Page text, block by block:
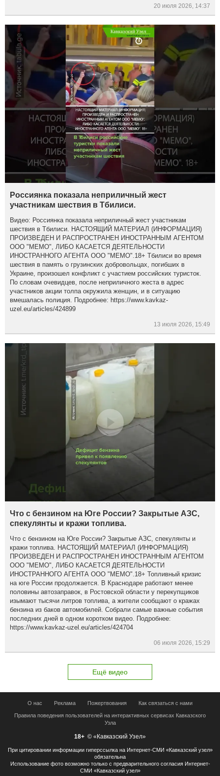
20 июля 2026, 14:37
Россиянка показала неприличный жест
участникам шествия в Тбилиси.
Видео: Россиянка показала неприличный жест участникам
шествия в Тбилиси. НАСТОЯЩИЙ МАТЕРИАЛ (ИНФОРМАЦИЯ)
ПРОИЗВЕДЕН И РАСПРОСТРАНЕН ИНОСТРАННЫМ АГЕНТОМ
ООО "МЕМО", ЛИБО КАСАЕТСЯ ДЕЯТЕЛЬНОСТИ
ИНОСТРАННОГО АГЕНТА ООО "МЕМО".18+ Тбилиси во время
шествия в память о грузинских добровольцах, погибших в
Украине, произошел конфликт с участием российских туристок.
По словам очевидцев, после неприличного жеста в адрес
участников акции толпа окружила женщин, и в ситуацию
вмешалась полиция. Подробнее: https://www.kavkaz-
uzel.eu/articles/424899
13 июля 2026, 15:49
Что с бензином на Юге России? Закрытые АЗС,
спекулянты и кражи топлива.
Что с бензином на Юге России? Закрытые АЗС, спекулянты и
кражи топлива. НАСТОЯЩИЙ МАТЕРИАЛ (ИНФОРМАЦИЯ)
ПРОИЗВЕДЕН И РАСПРОСТРАНЕН ИНОСТРАННЫМ АГЕНТОМ
ООО "МЕМО", ЛИБО КАСАЕТСЯ ДЕЯТЕЛЬНОСТИ
ИНОСТРАННОГО АГЕНТА ООО "МЕМО".18+ Топливный кризис
на юге России продолжается. В Краснодаре работают менее
половины автозаправок, в Ростовской области у перекупщиков
изымают тысячи литров топлива, а жители сообщают о кражах
бензина из баков автомобилей. Собрали самые важные события
последних дней в одном коротком видео. Подробнее:
https://www.kavkaz-uzel.eu/articles/424704
06 июля 2026, 15:29
Ещё видео
О нас Реклама Пожертвования Как связаться с нами
Правила поведения пользователей на интерактивных сервисах Кавказского
Узла
18+ © «Кавказский Узел»
При цитировании информации гиперссылка на Интернет-СМИ «Кавказский узел»
обязательна
Использование фото возможно только с предварительного согласия Интернет-
СМИ «Кавказский узел»